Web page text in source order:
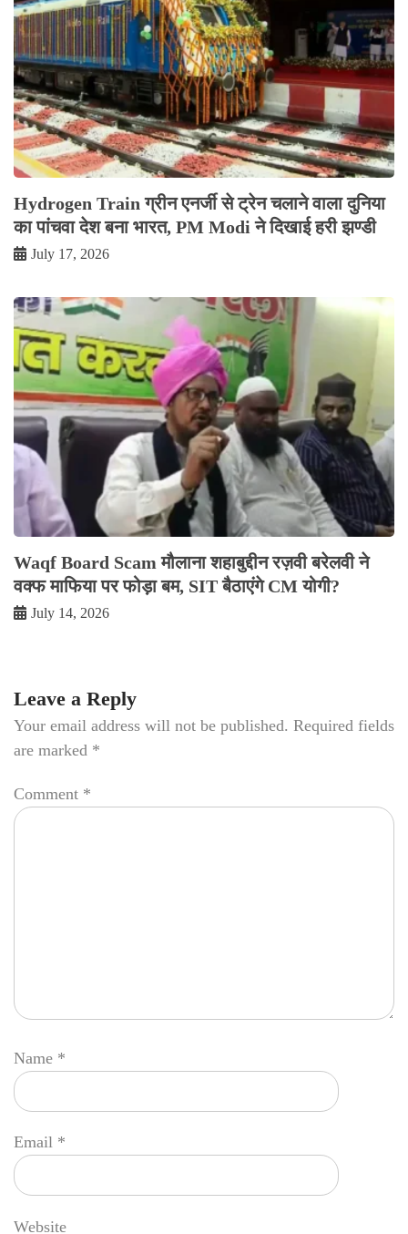
Hydrogen Train ग्रीन एनर्जी से ट्रेन चलाने वाला दुनिया
का पांचवा देश बना भारत, PM Modi ने दिखाई हरी झण्डी
July 17, 2026
Waqf Board Scam मौलाना शहाबुद्दीन रज़वी बरेलवी ने
वक्फ माफिया पर फोड़ा बम, SIT बैठाएंगे CM योगी?
July 14, 2026
Leave a Reply
Your email address will not be published. Required fields
are marked *
Comment *
Name *
Email *
Website